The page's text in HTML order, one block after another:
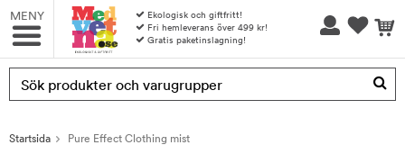
MENY
Ekologisk och giftfritt!
Fri hemleverans över 499 kr!
Gratis paketinslagning!
Produkten har blivit tillagd i varukorgen
Startsida Pure Effect Clothing mist